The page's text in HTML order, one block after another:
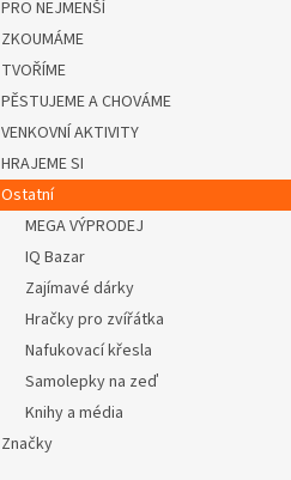
PRO NEJMENŠÍ
ZKOUMÁME
TVOŘÍME
PĚSTUJEME A CHOVÁME
VENKOVNÍ AKTIVITY
HRAJEME SI
Ostatní
MEGA VÝPRODEJ
IQ Bazar
Zajímavé dárky
Hračky pro zvířátka
Nafukovací křesla
Samolepky na zeď
Knihy a média
Značky